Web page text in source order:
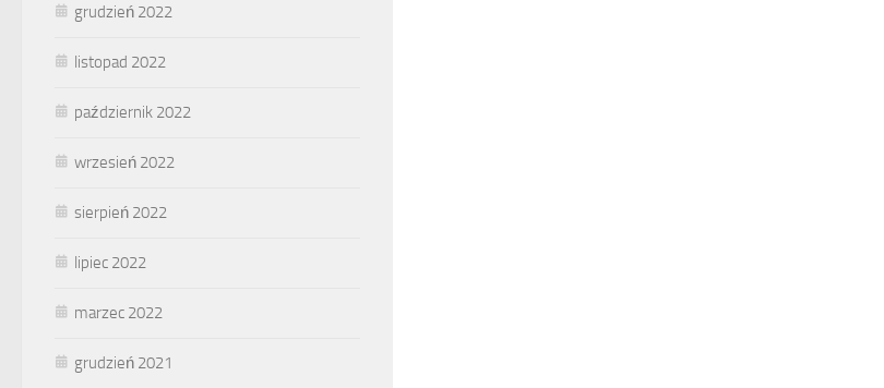
grudzień 2022
listopad 2022
październik 2022
wrzesień 2022
sierpień 2022
lipiec 2022
marzec 2022
grudzień 2021